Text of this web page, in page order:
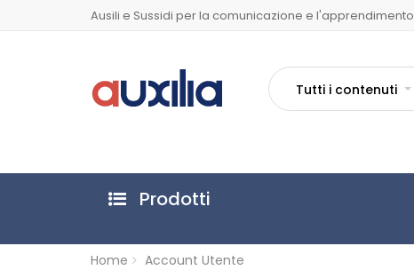
Ausili e Sussidi per la comunicazione e l'apprendimento
Tutti i contenuti
Prodotti
Home Account Utente